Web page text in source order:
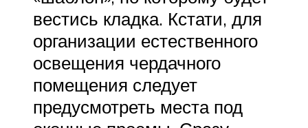
вестись кладка. Кстати, для
организации естественного
освещения чердачного
помещения следует
предусмотреть места под